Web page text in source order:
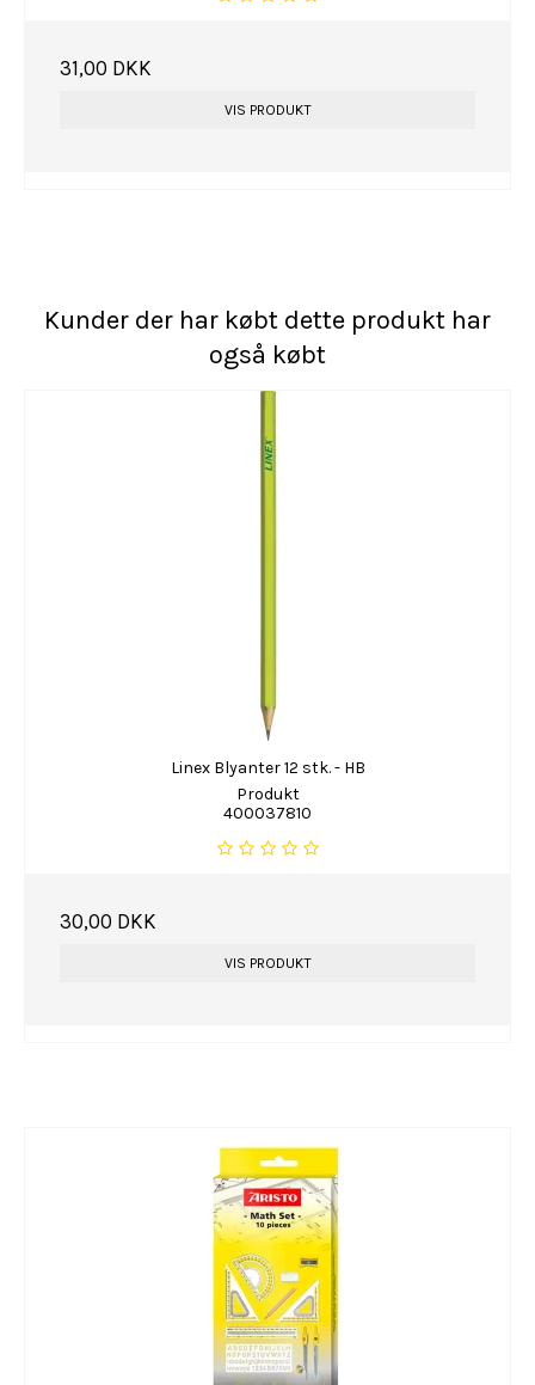
31,00 DKK
VIS PRODUKT
Kunder der har købt dette produkt har
også købt
Linex Blyanter 12 stk. - HB
Produkt
400037810
30,00 DKK
VIS PRODUKT